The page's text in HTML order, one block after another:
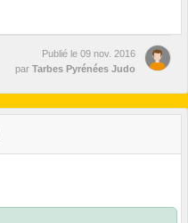
Publié le 09 nov. 2016
par Tarbes Pyrénées Judo